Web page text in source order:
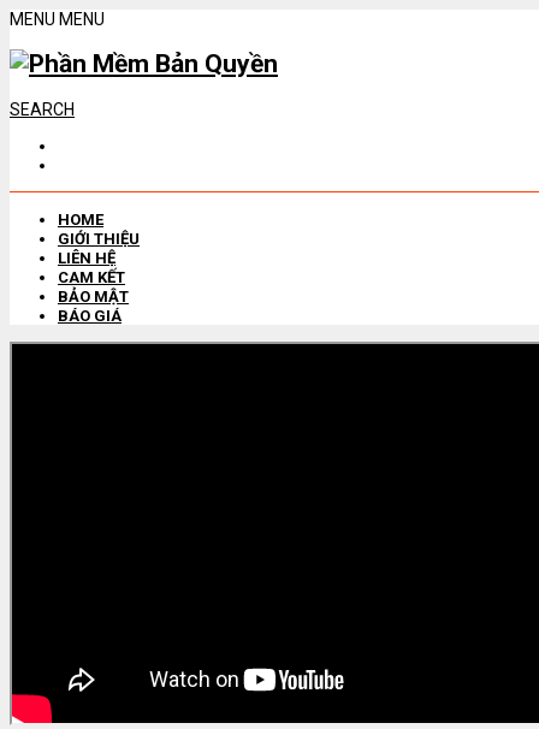
MENU MENU
SEARCH
HOME
GIỚI THIỆU
LIÊN HỆ
CAM KẾT
BẢO MẬT
BÁO GIÁ